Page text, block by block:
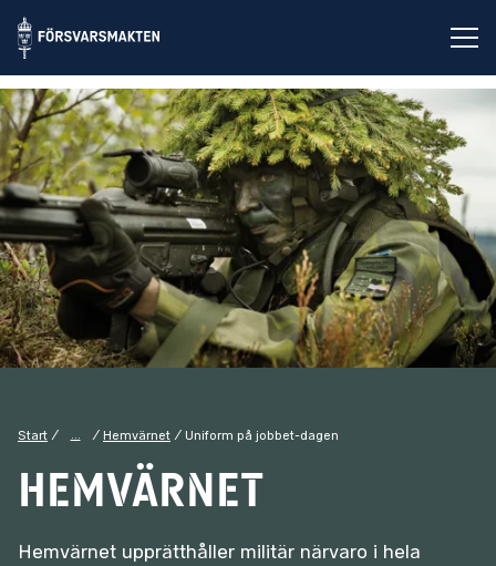
Start ... Hemvärnet Uniform på jobbet-dagen
Hemvärnet
Hemvärnet upprätthåller militär närvaro i hela